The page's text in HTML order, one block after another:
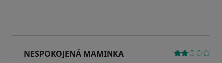
NESPOKOJENÁ MAMINKA